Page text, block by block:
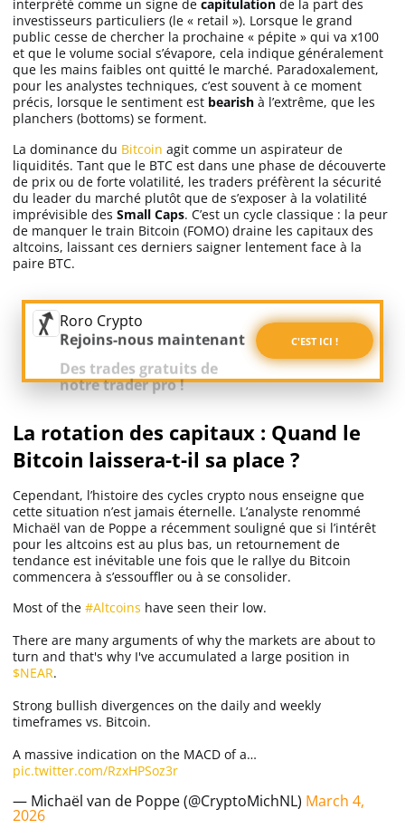
C’est quoi ?
Meilleur Broker
Apprendre
Indicateurs techniques
Investir
Meilleurs wallets
interprété comme un signe de capitulation de la part des
investisseurs particuliers (le « retail »). Lorsque le grand
public cesse de chercher la prochaine « pépite » qui va x100
et que le volume social s’évapore, cela indique généralement
que les mains faibles ont quitté le marché. Paradoxalement,
pour les analystes techniques, c’est souvent à ce moment
précis, lorsque le sentiment est bearish à l’extrême, que les
planchers (bottoms) se forment.
La dominance du Bitcoin agit comme un aspirateur de
liquidités. Tant que le BTC est dans une phase de découverte
de prix ou de forte volatilité, les traders préfèrent la sécurité
du leader du marché plutôt que de s’exposer à la volatilité
imprévisible des Small Caps. C’est un cycle classique : la peur
de manquer le train Bitcoin (FOMO) draine les capitaux des
altcoins, laissant ces derniers saigner lentement face à la
paire BTC.
Roro Crypto
Des trades gratuits de
notre trader pro !
C'EST ICI !
La rotation des capitaux : Quand le
Bitcoin laissera-t-il sa place ?
Cependant, l’histoire des cycles crypto nous enseigne que
cette situation n’est jamais éternelle. L’analyste renommé
Michaël van de Poppe a récemment souligné que si l’intérêt
pour les altcoins est au plus bas, un retournement de
tendance est inévitable une fois que le rallye du Bitcoin
commencera à s’essouffler ou à se consolider.
Most of the #Altcoins have seen their low.
There are many arguments of why the markets are about to
turn and that's why I've accumulated a large position in
$NEAR.
Strong bullish divergences on the daily and weekly
timeframes vs. Bitcoin.
A massive indication on the MACD of a…
pic.twitter.com/RzxHPSoz3r
— Michaël van de Poppe (@CryptoMichNL) March 4,
2026